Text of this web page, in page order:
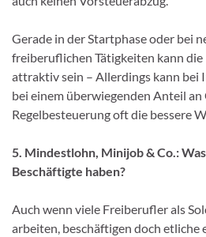
Gerade in der Startphase oder bei
freiberuflichen Tätigkeiten kann
attraktiv sein – Allerdings kann bei
bei einem überwiegenden Anteil
Regelbesteuerung oft die bessere
5. Mindestlohn, Minijob & Co.:
Beschäftigte haben?
Auch wenn viele Freiberufler als
arbeiten, beschäftigen doch etliche